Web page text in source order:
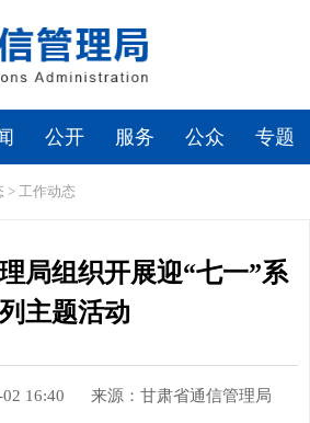
公开 服务 公众 专题
> 工作动态
局组织开展迎“七一”系
列主题活动
16:40 来源：甘肃省通信管理局